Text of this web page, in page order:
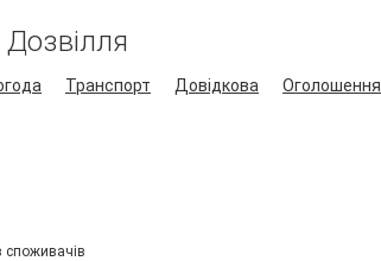
Дозвілля
Транспорт Довідкова Оголошення
споживачів